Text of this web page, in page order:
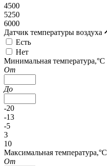
4500
5250
6000
Датчик температуры воздуха
Есть
Нет
Минимальная температура,°C
От
До
-20
-13
-5
3
10
Максимальная температура,°C
От